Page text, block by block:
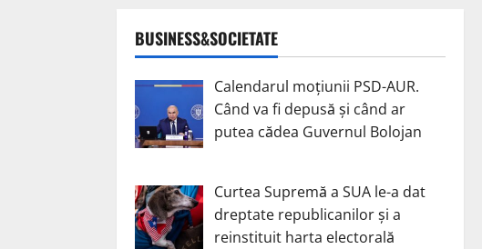
BUSINESS&SOCIETATE
Calendarul moțiunii PSD-AUR.
Când va fi depusă și când ar
putea cădea Guvernul Bolojan
Curtea Supremă a SUA le-a dat
dreptate republicanilor și a
reinstituit harta electorală